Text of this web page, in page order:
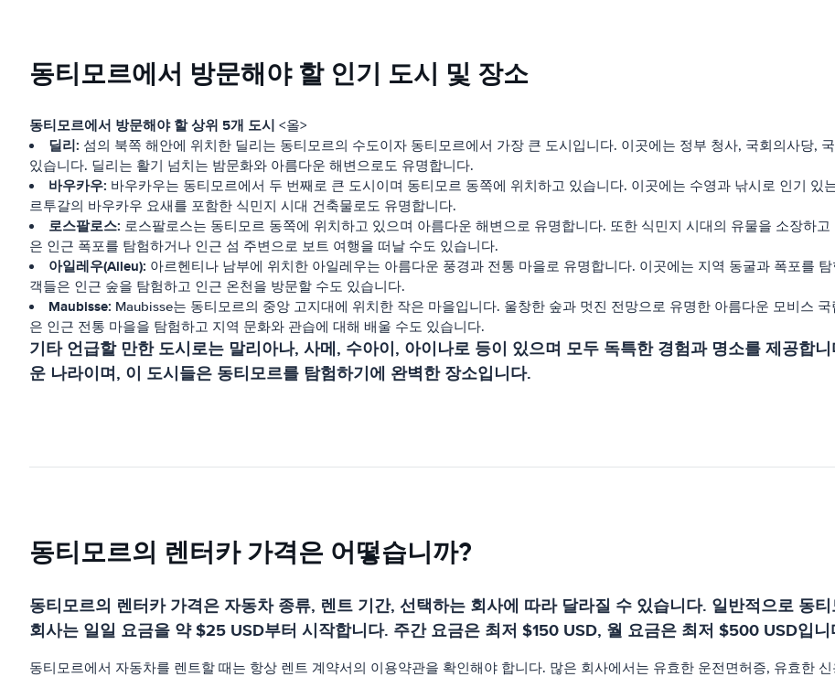
동티모르에서 방문해야 할 인기 도시 및 장소
동티모르에서 방문해야 할 상위 5개 도시 <올>
딜리: 섬의 북쪽 해안에 위치한 딜리는 동티모르의 수도이자 동티모르에서 가장 큰 도시입니다. 이곳에는 정부 청사, 국회의사당,
있습니다. 딜리는 활기 넘치는 밤문화와 아름다운 해변으로도 유명합니다.
바우카우: 바우카우는 동티모르에서 두 번째로 큰 도시이며 동티모르 동쪽에 위치하고 있습니다. 이곳에는 수영과 낚시로 인기
르투갈의 바우카우 요새를 포함한 식민지 시대 건축물로도 유명합니다.
로스팔로스: 로스팔로스는 동티모르 동쪽에 위치하고 있으며 아름다운 해변으로 유명합니다. 또한 식민지 시대의 유물을 소장하
은 인근 폭포를 탐험하거나 인근 섬 주변으로 보트 여행을 떠날 수도 있습니다.
아일레우(Aileu): 아르헨티나 남부에 위치한 아일레우는 아름다운 풍경과 전통 마을로 유명합니다. 이곳에는 지역 동굴과 폭포를
객들은 인근 숲을 탐험하고 인근 온천을 방문할 수도 있습니다.
Maubisse: Maubisse는 동티모르의 중앙 고지대에 위치한 작은 마을입니다. 울창한 숲과 멋진 전망으로 유명한 아름다운 모비스
은 인근 전통 마을을 탐험하고 지역 문화와 관습에 대해 배울 수도 있습니다.
기타 언급할 만한 도시로는 말리아나, 사메, 수아이, 아이나로 등이 있으며 모두 독특한 경험과 명소를 제공합
운 나라이며, 이 도시들은 동티모르를 탐험하기에 완벽한 장소입니다.
동티모르의 렌터카 가격은 어떻습니까?
동티모르의 렌터카 가격은 자동차 종류, 렌트 기간, 선택하는 회사에 따라 달라질 수 있습니다. 일반적으로 동
회사는 일일 요금을 약 $25 USD부터 시작합니다. 주간 요금은 최저 $150 USD, 월 요금은 최저 $500 USD입니
동티모르에서 자동차를 렌트할 때는 항상 렌트 계약서의 이용약관을 확인해야 합니다. 많은 회사에서는 유효한 운전면허증, 유효한